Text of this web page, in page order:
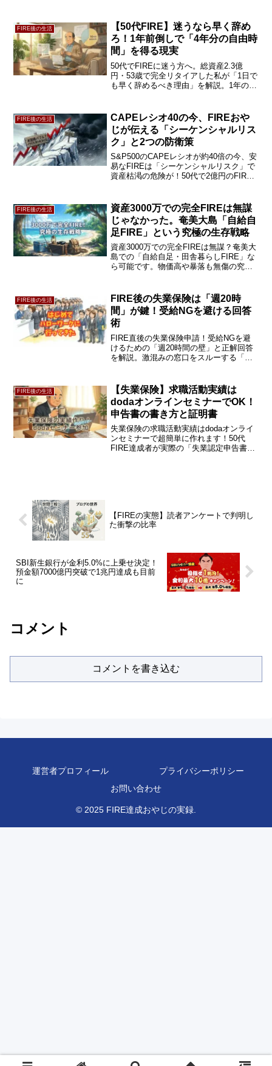
産を作る方法を公開。
FIRE後の生活
【50代FIRE】迷うなら早く辞め
ろ！1年前倒しで「4年分の自由時
間」を得る現実
50代でFIREに迷う方へ。総資産2.3億
円・53歳で完全リタイアした私が「1日で
も早く辞めるべき理由」を解説。1年の前
みを消すライフプラン表の活用法も公
開。続きをチェック！
FIRE後の生活
CAPEレシオ40の今、FIREおや
じが伝える「シーケンシャルリス
ク」と2つの防衛策
S&P500のCAPEレシオが約40倍の今、安
易なFIREは「シーケンシャルリスク」で
資産枯渇の危険が！50代で2億円のFIRE
説。大切な資産を守る防衛策を今すぐ確
認！
FIRE後の生活
資産3000万での完全FIREは無謀
じゃなかった。奄美大島「自給自
足FIRE」という究極の生存戦略
資産3000万での完全FIREは無謀？奄美大
島での「自給自足・田舎暮らしFIRE」な
ら可能です。物価高や暴落も無傷の究極
解説。あなたに合う生存戦略をチェッ
ク！
FIRE後の生活
FIRE後の失業保険は「週20時
間」が鍵！受給NGを避ける回答
術
FIRE直後の失業保険申請！受給NGを避
けるための「週20時間の壁」と正解回答
を解説。激混みの窓口をスルーする「ネ
成者が実体験をレポートします。これか
ら手続きする人のための持ち物リスト付
き。
FIRE後の生活
【失業保険】求職活動実績は
dodaオンラインセミナーでOK！
申告書の書き方と証明書
失業保険の求職活動実績はdodaオンライ
ンセミナーで超簡単に作れます！50代
FIRE達成者が実際の「失業認定申告書の
【FIREの実態】読者アンケートで判明し
た衝撃の比率
SBI新生銀行が金利5.0%に上乗せ決定！
預金額7000億円突破で1兆円達成も目前
に
コメント
コメントを書き込む
運営者プロフィール
プライバシーポリシー
お問い合わせ
© 2025 FIRE達成おやじの実録.